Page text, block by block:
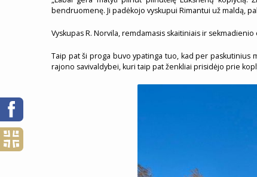
bendruomenę. Ji padėkojo vyskupui Rimantui už maldą,
Vyskupas R. Norvila, remdamasis skaitiniais ir
Taip pat ši proga buvo ypatinga tuo, kad per paskutinius
rajono savivaldybei, kuri taip pat ženkliai prisidėjo prie